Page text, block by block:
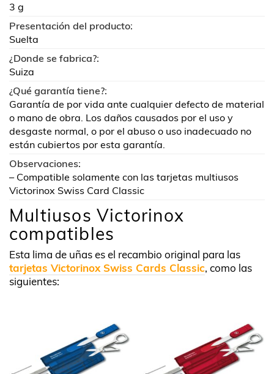
3 g
Presentación del producto:
Suelta
¿Donde se fabrica?:
Suiza
¿Qué garantía tiene?:
Garantía de por vida ante cualquier defecto de material
o mano de obra. Los daños causados por el uso y
desgaste normal, o por el abuso o uso inadecuado no
están cubiertos por esta garantía.
Observaciones:
– Compatible solamente con las tarjetas multiusos
Victorinox Swiss Card Classic
Multiusos Victorinox
compatibles
Esta lima de uñas es el recambio original para las
tarjetas Victorinox Swiss Cards Classic, como las
siguientes: